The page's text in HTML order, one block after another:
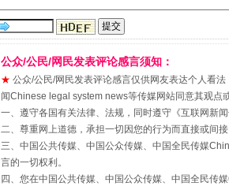
揭批美国五大"原罪"
公众/公民/网民发表评论感言须知：
★ 公众/公民/网民发表评论感言仅供网友表达个人看
闻Chinese legal system news等传媒网站同意其观点
一、遵守各国有关法律、法规，同时遵守《互联网新
二、尊重网上道德，承担一切因您的行为而直接或间接
三、中国公共传媒、中国公众传媒、中国全民传媒
言的一切权利。
四、您在中国公共传媒、中国公众传媒、中国全民